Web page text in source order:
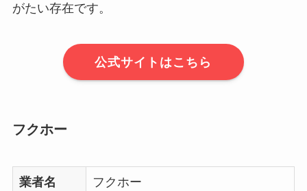
がたい存在です。
公式サイトはこちら
フクホー
業者名 フクホー